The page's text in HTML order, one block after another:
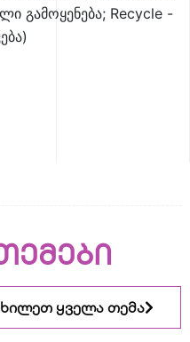
გამოყენება; Recycle -
ყველა თემა